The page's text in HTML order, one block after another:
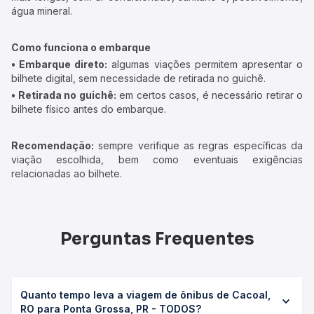
água mineral.
Como funciona o embarque
• Embarque direto: algumas viações permitem apresentar o
bilhete digital, sem necessidade de retirada no guichê.
• Retirada no guichê: em certos casos, é necessário retirar o
bilhete físico antes do embarque.
Recomendação: sempre verifique as regras específicas da
viação escolhida, bem como eventuais exigências
relacionadas ao bilhete.
Perguntas Frequentes
Quanto tempo leva a viagem de ônibus de Cacoal,
RO para Ponta Grossa, PR - TODOS?